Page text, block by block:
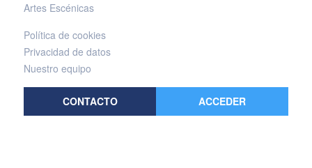
Artes Escénicas
Política de cookies
Privacidad de datos
Nuestro equipo
CONTACTO ACCEDER